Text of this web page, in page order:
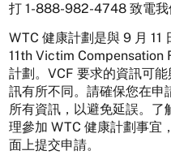
打 1-888-982-4748 致電我
WTC 健康計劃是與 9 月
11th Victim Compensation
計劃。VCF 要求的資訊可
訊有所不同。請確保您在申
所有資訊，以避免延誤。了
理參加 WTC 健康計劃事宜
面上提交申請。